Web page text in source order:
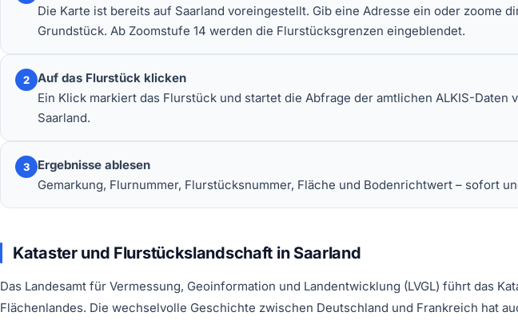
Die Karte ist bereits auf Saarland voreingestellt. Gib eine Adresse ein oder zoome
Grundstück. Ab Zoomstufe 14 werden die Flurstücksgrenzen eingeblendet.
2
Auf das Flurstück klicken
Ein Klick markiert das Flurstück und startet die Abfrage der amtlichen ALKIS-Daten
Saarland.
3
Ergebnisse ablesen
Gemarkung, Flurnummer, Flurstücksnummer, Fläche und Bodenrichtwert – sofort
Kataster und Flurstückslandschaft in Saarland
Das Landesamt für Vermessung, Geoinformation und Landentwicklung (LVGL) führt das
Flächenlandes. Die wechselvolle Geschichte zwischen Deutschland und Frankreich hat